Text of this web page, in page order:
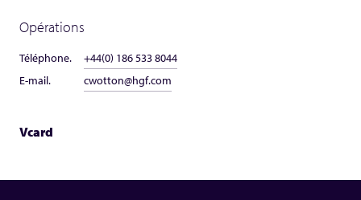
Opérations
Téléphone.
+44(0) 186 533 8044
E-mail.
cwotton@hgf.com
Vcard